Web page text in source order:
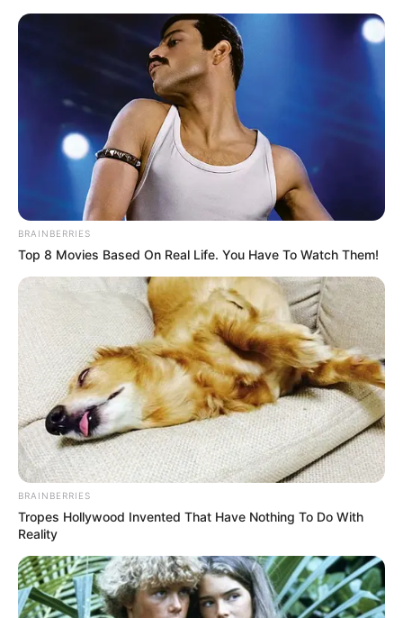
BRAINBERRIES
Top 8 Movies Based On Real Life. You Have To Watch Them!
BRAINBERRIES
Tropes Hollywood Invented That Have Nothing To Do With
Reality